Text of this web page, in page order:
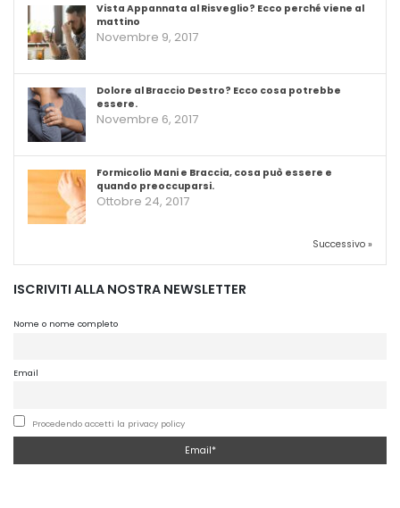
Vista Appannata al Risveglio? Ecco perché viene al
mattino
Novembre 9, 2017
Dolore al Braccio Destro? Ecco cosa potrebbe
essere.
Novembre 6, 2017
Formicolio Mani e Braccia, cosa può essere e
quando preoccuparsi.
Ottobre 24, 2017
Successivo »
ISCRIVITI ALLA NOSTRA NEWSLETTER
Nome o nome completo
Email
Procedendo accetti la privacy policy